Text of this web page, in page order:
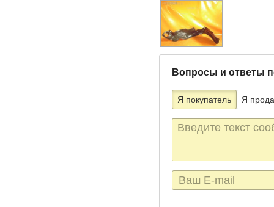
Вопросы и ответы
Я покупатель Я
Текст
сообщения
E-
mail